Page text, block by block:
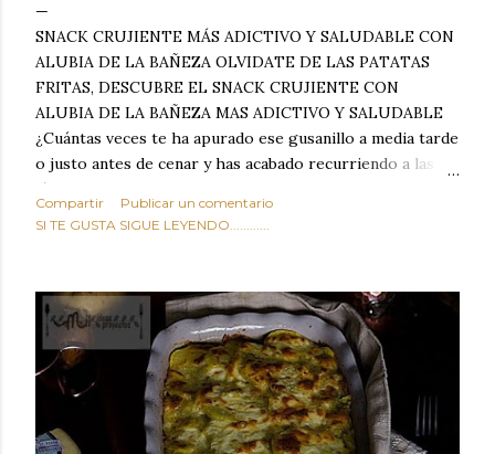
SNACK CRUJIENTE MÁS ADICTIVO Y SALUDABLE CON
ALUBIA DE LA BAÑEZA OLVIDATE DE LAS PATATAS
FRITAS, DESCUBRE EL SNACK CRUJIENTE CON
ALUBIA DE LA BAÑEZA MAS ADICTIVO Y SALUDABLE
¿Cuántas veces te ha apurado ese gusanillo a media tarde
o justo antes de cenar y has acabado recurriendo a las
típicas patatas de bolsa, frutos secos fritos o snacks
ultraprocesados llenos de grasas saturadas y sodio?
sabroso, con ese toque tostado y crujiente que tanto nos
satisface. Estas alubias crujientes al horno van a cambiar
por completo tu forma de ver las legumbres. Olvídate de
asociar las alubias únicamente a los guisos tradicionales y
copiosos de invierno. Con esta receta simple pero
revolucionaria, transformaremos un ingrediente tan
humilde como la alubia de La Bañeza en un snack ligero,
Compartir
Publicar un comentario
SI TE GUSTA SIGUE LEYENDO............